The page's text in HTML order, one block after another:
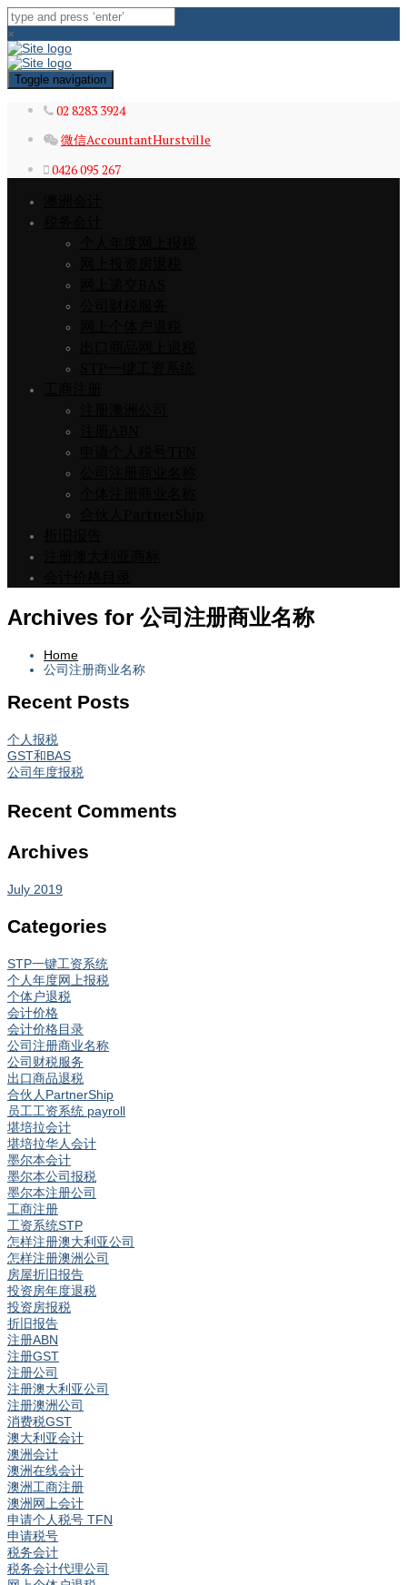
×
Toggle navigation
02 8283 3924
微信AccountantHurstville
0426 095 267
Archives for 公司注册商业名称
Home
公司注册商业名称
Recent Posts
个人报税
GST和BAS
公司年度报税
Recent Comments
Archives
July 2019
Categories
STP一键工资系统
个人年度网上报税
个体户退税
会计价格
会计价格目录
公司注册商业名称
公司财税服务
出口商品退税
合伙人PartnerShip
员工工资系统 payroll
堪培拉会计
堪培拉华人会计
墨尔本会计
墨尔本公司报税
墨尔本注册公司
工商注册
工资系统STP
怎样注册澳大利亚公司
怎样注册澳洲公司
房屋折旧报告
投资房年度退税
投资房报税
折旧报告
注册ABN
注册GST
注册公司
注册澳大利亚公司
注册澳洲公司
消费税GST
澳大利亚会计
澳洲会计
澳洲在线会计
澳洲工商注册
澳洲网上会计
申请个人税号 TFN
申请税号
税务会计
税务会计代理公司